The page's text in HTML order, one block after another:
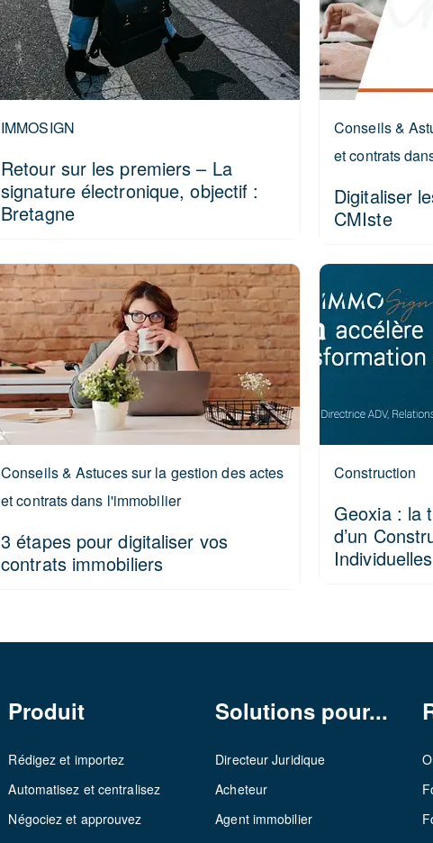
IMMOSIGN
Retour sur les premiers – La
signature électronique, objectif :
Bretagne
Conseils &
et contrats
Digitaliser
CMIste
Conseils & Astuces sur la gestion des actes
et contrats dans l'immobilier
3 étapes pour digitaliser vos
contrats immobiliers
Construction
Geoxia : la
d’un
Individuelles
Produit
Rédigez et importez
Automatisez et centralisez
Négociez et approuvez
Solutions pour...
Directeur Juridique
Acheteur
Agent immobilier